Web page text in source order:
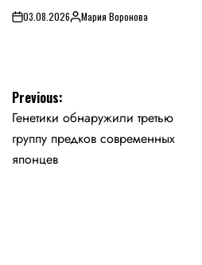
on03.08.2026PostedМария Воронова
Навигация
по
записям
Previous:
Генетики обнаружили третью
группу предков современных
японцев